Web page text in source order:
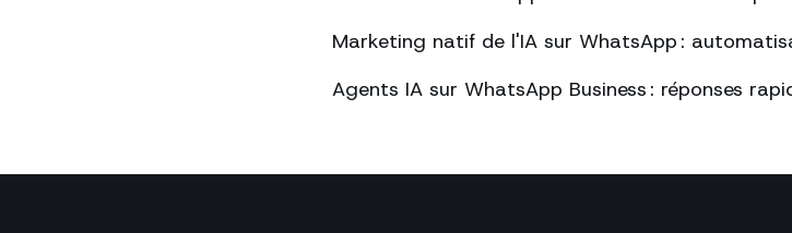
Marketing natif de l'IA sur WhatsApp :
Agents IA sur WhatsApp Business : réponses